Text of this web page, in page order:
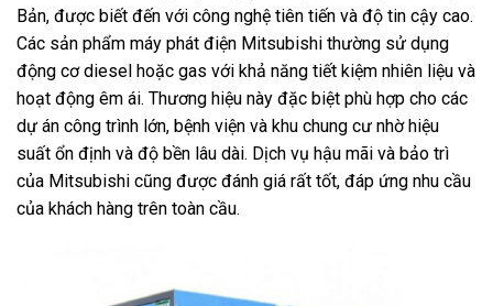
Bản, được biết đến với công nghệ tiên tiến và độ tin cậy cao.
Các sản phẩm máy phát điện Mitsubishi thường sử dụng
động cơ diesel hoặc gas với khả năng tiết kiệm nhiên liệu và
hoạt động êm ái. Thương hiệu này đặc biệt phù hợp cho các
dự án công trình lớn, bệnh viện và khu chung cư nhờ hiệu
suất ổn định và độ bền lâu dài. Dịch vụ hậu mãi và bảo trì
của Mitsubishi cũng được đánh giá rất tốt, đáp ứng nhu cầu
của khách hàng trên toàn cầu.